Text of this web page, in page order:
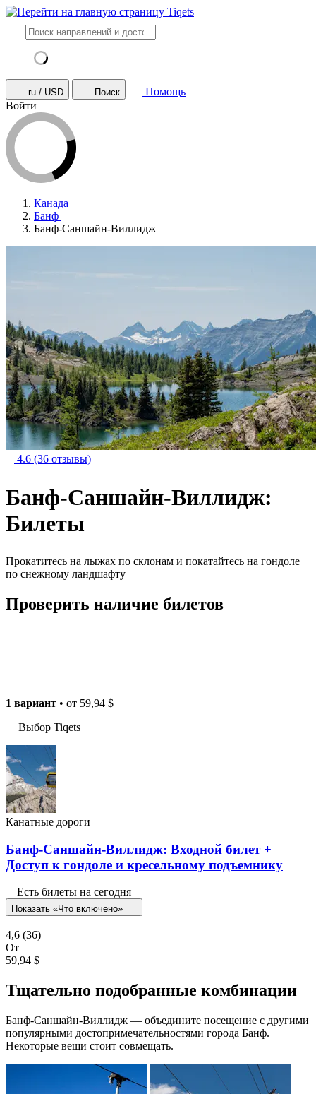
ru / USD Поиск
Помощь
Войти
Канада
Банф
Банф-Саншайн-Виллидж
4.6 (36 отзывы)
Банф-Саншайн-Виллидж:
Билеты
Прокатитесь на лыжах по склонам и покатайтесь на гондоле
по снежному ландшафту
Проверить наличие билетов
1 вариант • от 59,94 $
Выбор Tiqets
Канатные дороги
Банф-Саншайн-Виллидж: Входной билет +
Доступ к гондоле и кресельному подъемнику
Есть билеты на сегодня
Показать «Что включено»
4,6 (36)
От
59,94 $
Тщательно подобранные комбинации
Банф-Саншайн-Виллидж — объедините посещение с другими
популярными достопримечательностями города Банф.
Некоторые вещи стоит совмещать.